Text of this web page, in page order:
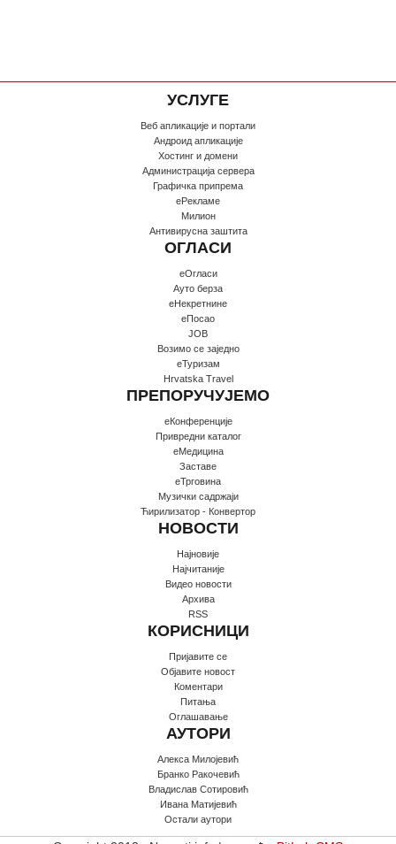
УСЛУГЕ
Веб апликације и портали
Андроид апликације
Хостинг и домени
Администрација сервера
Графичка припрема
еРекламе
Милион
Антивирусна заштита
ОГЛАСИ
еОгласи
Ауто берза
еНекретнине
еПосао
JOB
Возимо се заједно
еТуризам
Hrvatska Travel
ПРЕПОРУЧУЈЕМО
еКонференције
Привредни каталог
еМедицина
Заставе
еТрговина
Музички садржаји
Ћирилизатор - Конвертор
НОВОСТИ
Најновије
Најчитаније
Видео новости
Архива
RSS
КОРИСНИЦИ
Пријавите се
Oбјавите новост
Коментари
Питања
Оглашавање
АУТОРИ
Алекса Милојевић
Бранко Ракочевић
Владислав Сотировић
Ивана Матијевић
Остали аутори